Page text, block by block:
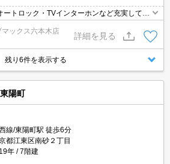
トロック・TVインターホンなど充実してい
きます。収納はクロゼット・シューズボック
類や履き物の整理がしやすく便利です。共用
OK・宅配ボックスなど様々な設備やサービ
利です。
ックス六本木店
詳細を見る
残り6件を表示する
陽町
線/東陽町駅 徒歩6分
都江東区南砂２丁目
年
7階建